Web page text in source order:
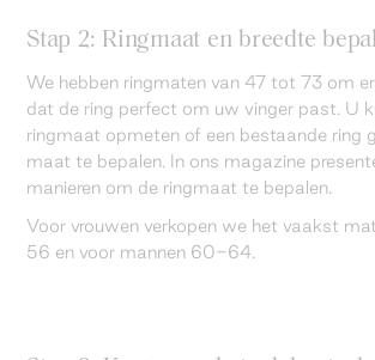
Stap 2: Ringmaat en breedte
We hebben ringmaten van 47 tot 73 om
dat de ring perfect om uw vinger past. U
ringmaat opmeten of een bestaande ring
maat te bepalen. In ons magazine
manieren om de ringmaat te bepalen.
Voor vrouwen verkopen we het vaakst
56 en voor mannen 60-64.